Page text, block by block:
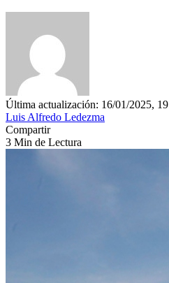
Última actualización: 16/01/2025, 19
Luis Alfredo Ledezma
Compartir
3 Min de Lectura